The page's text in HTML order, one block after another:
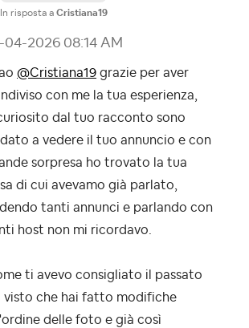
In risposta a Cristiana19
04-2026 08:14 AM
@Cristiana19 grazie per aver
con me la tua esperienza,
dal tuo racconto sono
a vedere il tuo annuncio e con
sorpresa ho trovato la tua
di cui avevamo già parlato,
tanti annunci e parlando con
host non mi ricordavo.
ti avevo consigliato il passato
visto che hai fatto modifiche
delle foto e già così